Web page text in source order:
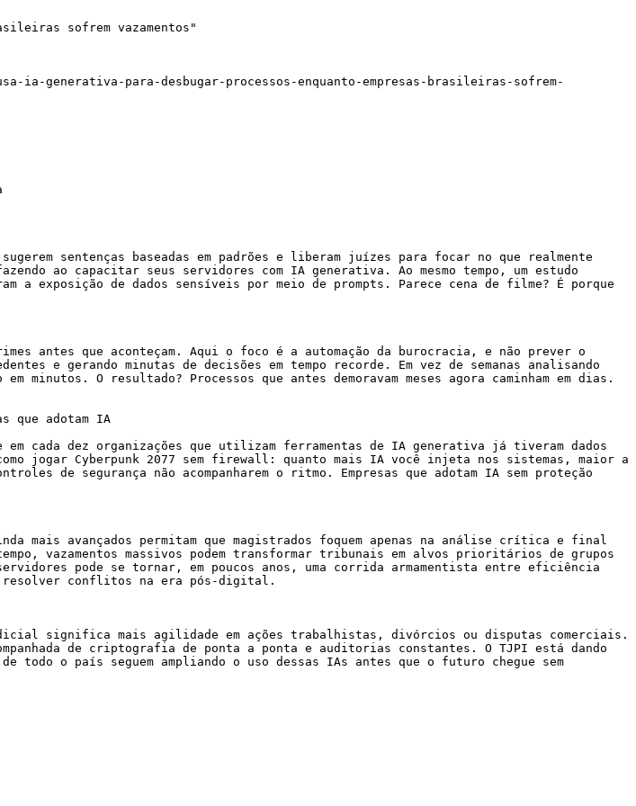
sofrem vazamentos"
generativa-para-desbugar-processos-enquanto-empresas-brasileiras-sofrem-
sentenças baseadas em padrões e liberam juízes para focar no que realmente
ao capacitar seus servidores com IA generativa. Ao mesmo tempo, um estudo
exposição de dados sensíveis por meio de prompts. Parece cena de filme? É porque
antes que aconteçam. Aqui o foco é a automação da burocracia, e não prever o
e gerando minutas de decisões em tempo recorde. Em vez de semanas analisando
minutos. O resultado? Processos que antes demoravam meses agora caminham em dias.
que adotam IA
cada dez organizações que utilizam ferramentas de IA generativa já tiveram dados
jogar Cyberpunk 2077 sem firewall: quanto mais IA você injeta nos sistemas, maior a
de segurança não acompanharem o ritmo. Empresas que adotam IA sem proteção
mais avançados permitam que magistrados foquem apenas na análise crítica e final
vazamentos massivos podem transformar tribunais em alvos prioritários de grupos
pode se tornar, em poucos anos, uma corrida armamentista entre eficiência
resolver conflitos na era pós-digital.
significa mais agilidade em ações trabalhistas, divórcios ou disputas comerciais.
de criptografia de ponta a ponta e auditorias constantes. O TJPI está dando
o país seguem ampliando o uso dessas IAs antes que o futuro chegue sem